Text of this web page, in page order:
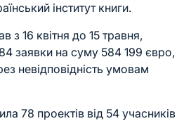
інститут книги.
з 16 квітня до 15 травня,
заявки на суму 584 199 євро,
невідповідність умовам
78 проектів від 54 учасників